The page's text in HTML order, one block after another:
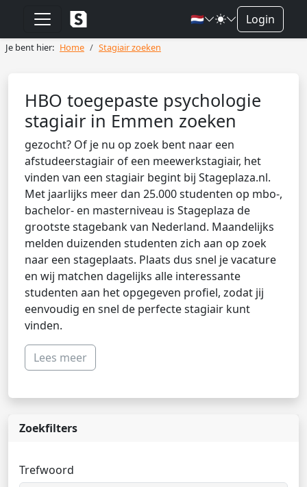
🇳🇱 Login
Je bent hier: Home Stagiair zoeken
HBO toegepaste psychologie
stagiair in Emmen zoeken
gezocht? Of je nu op zoek bent naar een
afstudeerstagiair of een meewerkstagiair, het
vinden van een stagiair begint bij Stageplaza.nl.
Met jaarlijks meer dan 25.000 studenten op mbo-,
bachelor- en masterniveau is Stageplaza de
grootste stagebank van Nederland. Maandelijks
melden duizenden studenten zich aan op zoek
naar een stageplaats. Plaats dus snel je vacature
en wij matchen dagelijks alle interessante
studenten aan het opgegeven profiel, zodat jij
eenvoudig en snel de perfecte stagiair kunt
vinden.
Lees meer
Zoekfilters
Trefwoord